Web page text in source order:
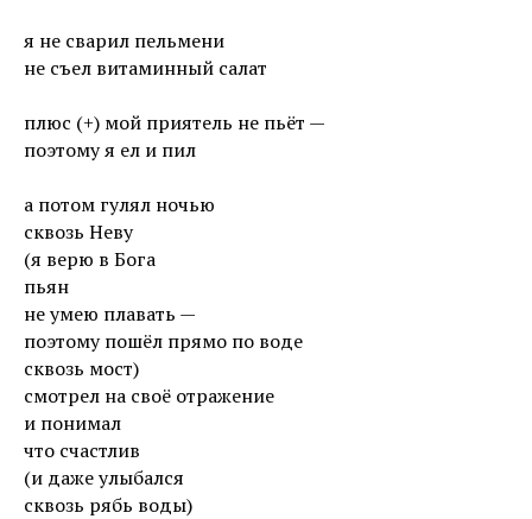
я не сварил пельмени
не съел витаминный салат
плюс (+) мой приятель не пьёт —
поэтому я ел и пил
а потом гулял ночью
сквозь Неву
(я верю в Бога
пьян
не умею плавать —
поэтому пошёл прямо по воде
сквозь мост)
смотрел на своё отражение
и понимал
что счастлив
(и даже улыбался
сквозь рябь воды)